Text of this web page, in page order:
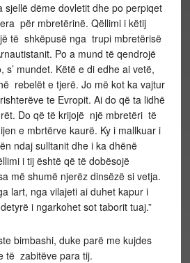
sjellë dëme dovletit dhe po perpiqet
për mbretërinë. Qëllimi i këtij
të shkëpusë nga trupi mbretërisë
Po a mund të qendrojë
s’ mundet. Këtë e di edhe ai vetë,
rebelët e tjerë. Jo më kot ka vajtur
te Evropit. Ai do që ta lidhë
Do që të krijojë një mbretëri të
e mbrtërve kaurë. Ky i mallkuar i
ndaj sulltanit dhe i ka dhënë
i tij është që të dobësojë
më shumë njerëz dinsëzë si vetja.
lart, nga vilajeti ai duhet kapur i
i ngarkohet sot taborit tuaj.”
bimbashi, duke parë me kujdes
të zabitëve para tij.